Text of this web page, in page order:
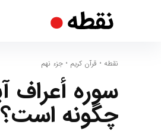
نقطه • قرآن کریم • جزء نهم
چگونه است؟